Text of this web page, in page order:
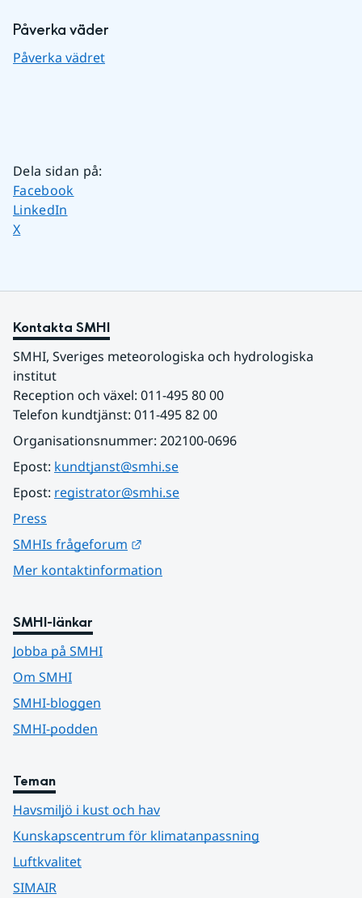
Påverka väder
Påverka vädret
Dela sidan på:
Dela sidan på
Facebook
Dela sidan på
LinkedIn
Dela sidan på
X
Kontakta SMHI
SMHI, Sveriges meteorologiska och hydrologiska
institut
Reception och växel: 011-495 80 00
Telefon kundtjänst: 011-495 82 00
Organisationsnummer: 202100-0696
Epost: kundtjanst@smhi.se
Epost: registrator@smhi.se
Press
SMHIs frågeforum
Mer kontaktinformation
SMHI-länkar
Jobba på SMHI
Om SMHI
SMHI-bloggen
SMHI-podden
Teman
Havsmiljö i kust och hav
Kunskapscentrum för klimatanpassning
Luftkvalitet
SIMAIR